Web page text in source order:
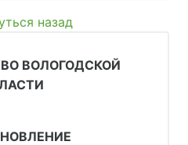
назад
ВОЛОГОДСКОЙ